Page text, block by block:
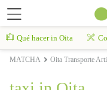
Qué hacer in Oita
MATCHA Oita Transporte